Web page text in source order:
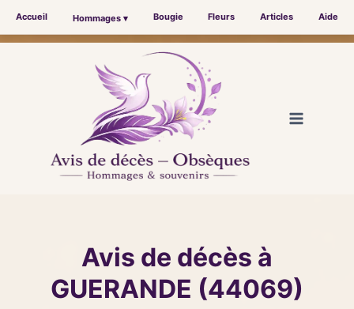
Accueil Hommages ▾ Bougie Fleurs Articles Aide
Avis de décès à
GUERANDE (44069)